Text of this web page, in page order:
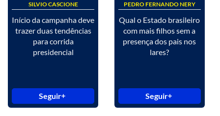
SILVIO CASCIONE
Início da campanha deve
trazer duas tendências
para corrida
presidencial
Seguir
PEDRO FERNANDO NERY
Qual o Estado brasileiro
com mais filhos sem a
presença dos pais nos
lares?
Seguir